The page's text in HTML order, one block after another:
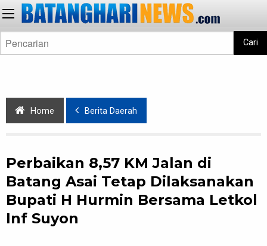
Cari
Home Berita Daerah
Perbaikan 8,57 KM Jalan di
Batang Asai Tetap Dilaksanakan
Bupati H Hurmin Bersama Letkol
Inf Suyon